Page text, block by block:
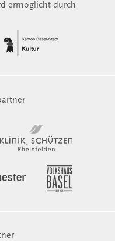
ermöglicht durch